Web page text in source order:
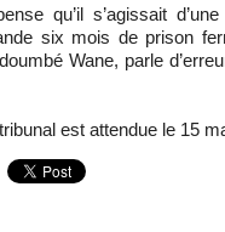
qu’il s’agissait
six mois de prison
Wane, parle
est attendue le 15